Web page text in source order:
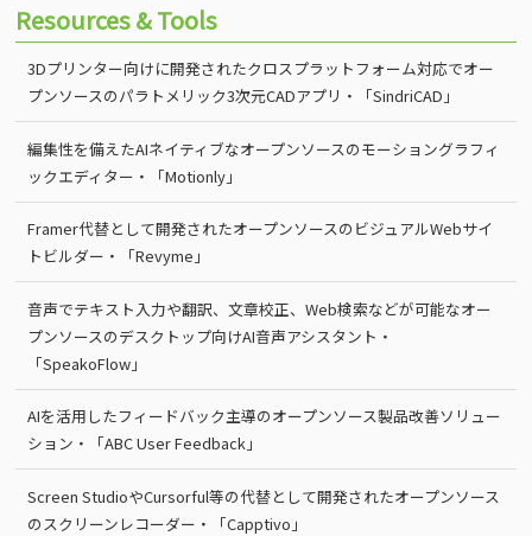
Resources & Tools
3Dプリンター向けに開発されたクロスプラットフォーム対応でオー
プンソースのパラトメリック3次元CADアプリ・「SindriCAD」
編集性を備えたAIネイティブなオープンソースのモーショングラフィ
ックエディター・「Motionly」
Framer代替として開発されたオープンソースのビジュアルWebサイ
トビルダー・「Revyme」
音声でテキスト入力や翻訳、文章校正、Web検索などが可能なオー
プンソースのデスクトップ向けAI音声アシスタント・
「SpeakoFlow」
AIを活用したフィードバック主導のオープンソース製品改善ソリュー
ション・「ABC User Feedback」
Screen StudioやCursorful等の代替として開発されたオープンソース
のスクリーンレコーダー・「Capptivo」